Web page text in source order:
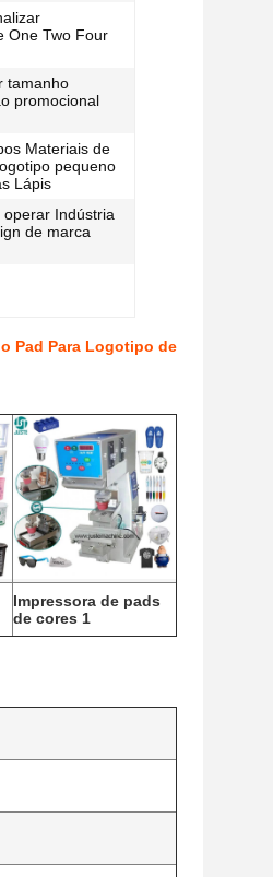
One Two Four
tamanho
promocional
Materiais de
pequeno
Lápis
Indústria
de marca
Pad Para Logotipo de
Impressora de pads
de cores 1